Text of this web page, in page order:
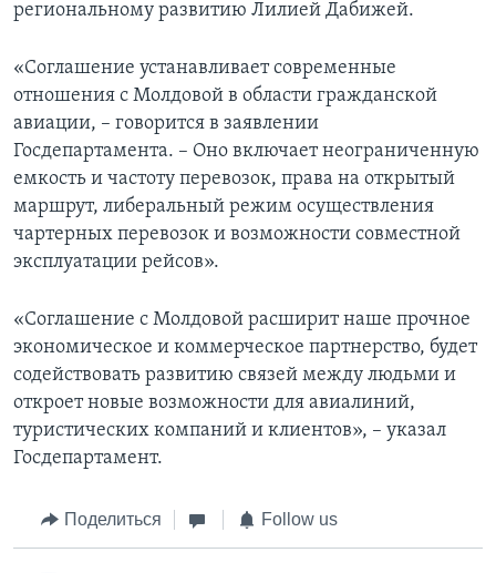
региональному развитию Лилией Дабижей.
«Соглашение устанавливает современные
отношения с Молдовой в области гражданской
авиации, – говорится в заявлении
Госдепартамента. – Оно включает неограниченную
емкость и частоту перевозок, права на открытый
маршрут, либеральный режим осуществления
чартерных перевозок и возможности совместной
эксплуатации рейсов».
«Соглашение с Молдовой расширит наше прочное
экономическое и коммерческое партнерство, будет
содействовать развитию связей между людьми и
откроет новые возможности для авиалиний,
туристических компаний и клиентов», – указал
Госдепартамент.
Поделиться Follow us